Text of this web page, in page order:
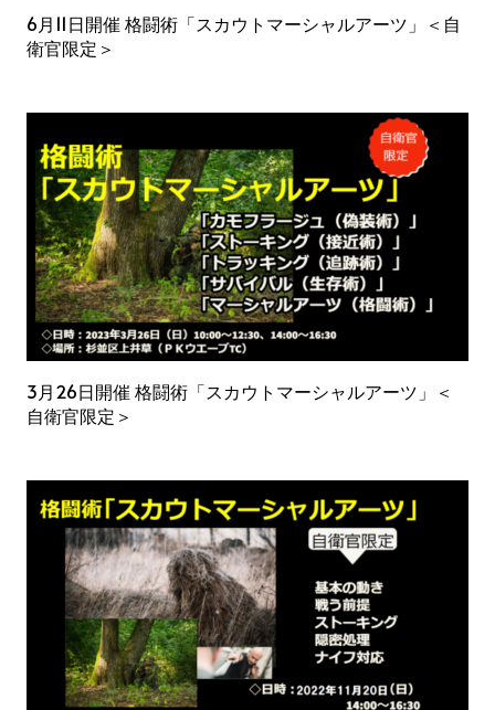
6月11日開催 格闘術「スカウトマーシャルアーツ」＜自
衛官限定＞
3月26日開催 格闘術「スカウトマーシャルアーツ」＜
自衛官限定＞